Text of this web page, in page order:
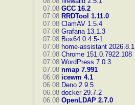
07.08 GCC 16.2
07.08 RRDTool 1.11.0
07.08 ClamAV 1.5.4
07.08 Grafana 13.1.3
07.08 Box64 0.4.5-1
07.08 home-assistant 2026.8.1
07.08 Chrome 151.0.7922.108
07.08 WordPress 7.0.3
07.08 nmap 7.991
06.08 icewm 4.1
06.08 Deno 2.9.5
06.08 docker 29.7.2
06.08 OpenLDAP 2.7.0